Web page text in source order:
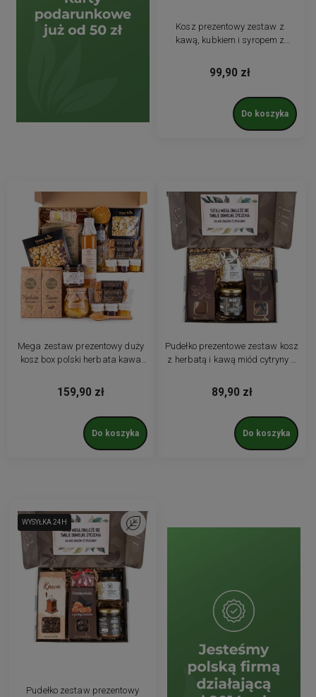
Kosz prezentowy zestaw z
kawą, kubkiem i syropem z
99,90 zł
Do koszyka
Mega zestaw prezentowy duży
kosz box polski herbata kawa
159,90 zł
Do koszyka
Pudełko prezentowe zestaw kosz
z herbatą i kawą miód cytryny z
89,90 zł
Do koszyka
WYSYŁKA 24H
WYSYŁKA 24H
Pudełko zestaw prezentowy
Do ulubionych